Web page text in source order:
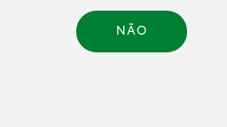
diferentes países e regiões.
destacam-se especialmente
NÃO